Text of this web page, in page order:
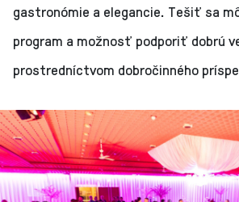
gastronómie a elegancie. Tešiť sa
program a možnosť podporiť dobrú
prostredníctvom dobročinného